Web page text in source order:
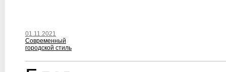
01.11.2021
Современный
городской стиль